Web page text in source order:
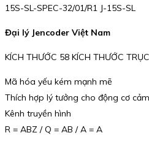
15S-SL-SPEC-32/01/R1 J-15S-SL
Đại lý Jencoder Việt Nam
KÍCH THƯỚC 58 KÍCH THƯỚC
Mã hóa yếu kém mạnh mẽ
Thích hợp lý tưởng cho động cơ
Kênh truyền hình
R = ABZ / Q = AB / A = A